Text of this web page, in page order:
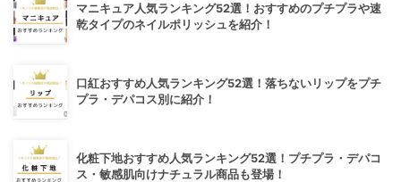
マニキュア人気ランキング52選！おすすめのプチプラや速
乾タイプのネイルポリッシュを紹介！
口紅おすすめ人気ランキング52選！落ちないリップをプチ
プラ・デパコス別に紹介！
化粧下地おすすめ人気ランキング52選！プチプラ・デパコ
ス・敏感肌向けナチュラル商品も登場！